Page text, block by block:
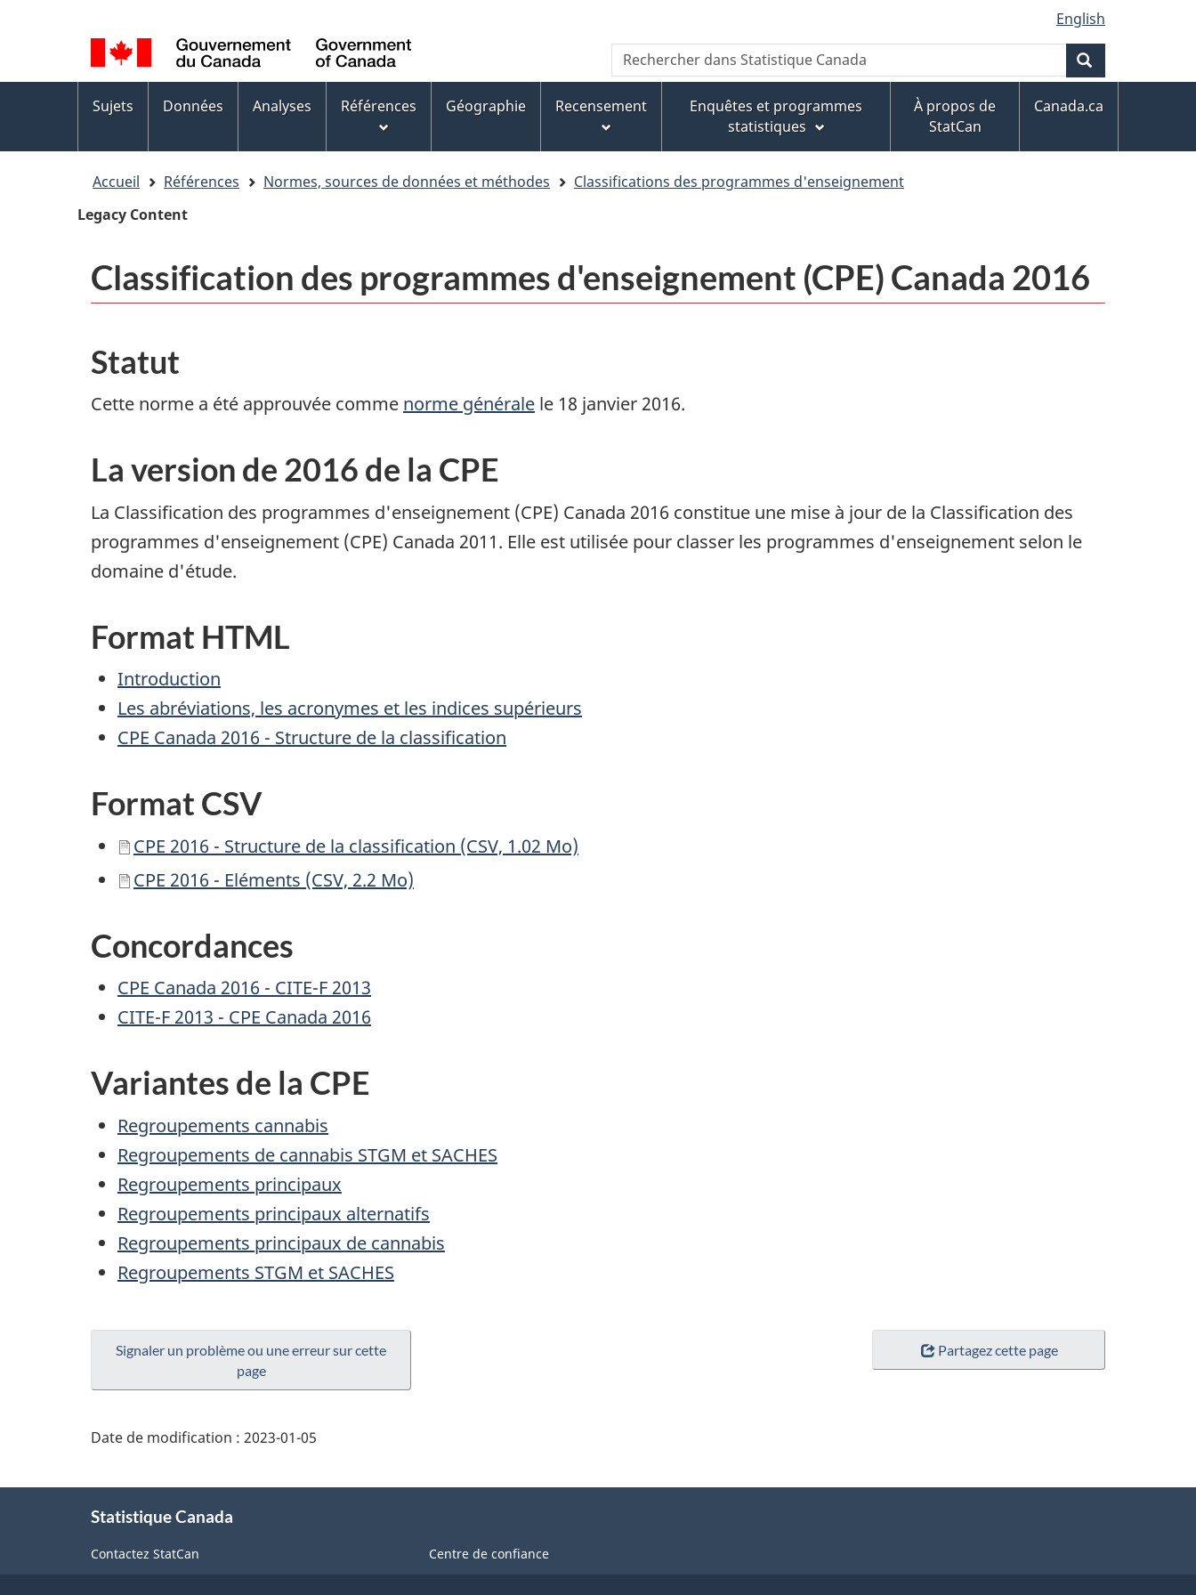
au
contenu
principal
au
pied
de
page
version
HTML
simplifiée
de
la
langue
Language
switcher
English
WxT
Search
form
Rechercher
dans
Canada
Menus
des
sujets
Sujets Données Analyses Références Géographie Recensement
Enquêtes et programmes
statistiques
À propos de
StatCan
Canada.ca
Accueil Références Normes, sources de données et méthodes
Classifications des programmes d'enseignement
Legacy Content
Classification des programmes d'enseignement (CPE) Canada 2016
Statut
Cette norme a été approuvée comme norme générale le 18 janvier 2016.
La version de 2016 de la CPE
La Classification des programmes d'enseignement (CPE) Canada 2016 constitue une mise à jour de la Classification des
programmes d'enseignement (CPE) Canada 2011. Elle est utilisée pour classer les programmes d'enseignement selon le
domaine d'étude.
Format HTML
Introduction
Les abréviations, les acronymes et les indices supérieurs
CPE Canada 2016 - Structure de la classification
Format CSV
CPE 2016 - Structure de la classification (CSV, 1.02 Mo)
CPE 2016 - Eléments (CSV, 2.2 Mo)
Concordances
CPE Canada 2016 - CITE-F 2013
CITE-F 2013 - CPE Canada 2016
Variantes de la CPE
Regroupements cannabis
Regroupements de cannabis STGM et SACHES
Regroupements principaux
Regroupements principaux alternatifs
Regroupements principaux de cannabis
Regroupements STGM et SACHES
Signaler un problème ou une erreur sur cette
page
Partagez cette page
Date de modification : 2023-01-05
Statistique Canada
Contactez StatCan Centre de confiance